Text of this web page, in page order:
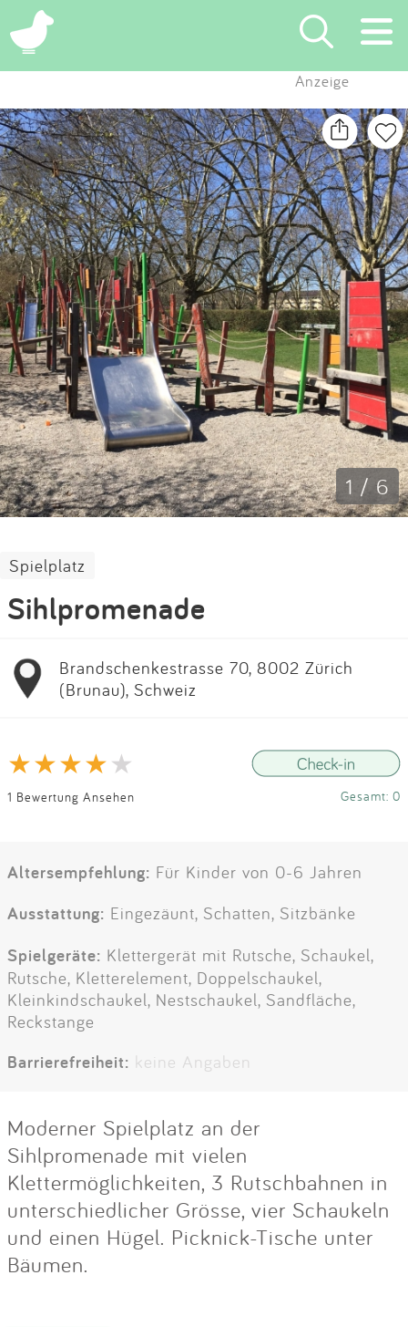
×
Suchen
Eintragen
App
Blog
Partner
Kontakt
Impressum
Anmelden
Anzeige
1 / 6
Spielplatz
Sihlpromenade
Brandschenkestrasse 70, 8002 Zürich
(Brunau), Schweiz
1 Bewertung Ansehen Gesamt: 0
Altersempfehlung: Für Kinder von 0-6 Jahren
Ausstattung: Eingezäunt, Schatten, Sitzbänke
Spielgeräte: Klettergerät mit Rutsche, Schaukel,
Rutsche, Kletterelement, Doppelschaukel,
Kleinkindschaukel, Nestschaukel, Sandfläche,
Reckstange
Barrierefreiheit: keine Angaben
Moderner Spielplatz an der
Sihlpromenade mit vielen
Klettermöglichkeiten, 3 Rutschbahnen in
unterschiedlicher Grösse, vier Schaukeln
und einen Hügel. Picknick-Tische unter
Bäumen.